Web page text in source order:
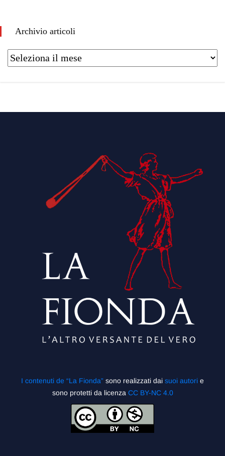
Archivio articoli
I contenuti de “La Fionda” sono realizzati dai suoi autori e
sono protetti da licenza CC BY-NC 4.0